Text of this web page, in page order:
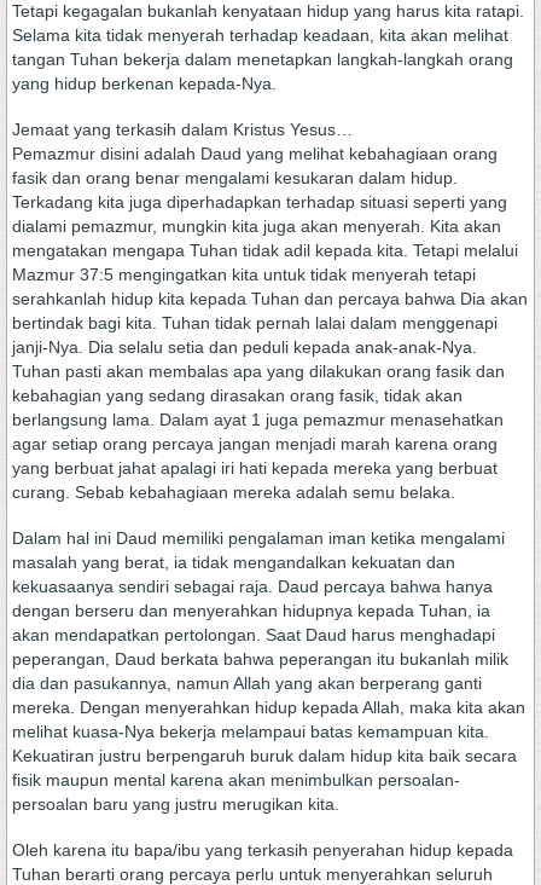
Tetapi kegagalan bukanlah kenyataan hidup yang harus kita ratapi.
Selama kita tidak menyerah terhadap keadaan, kita akan melihat
tangan Tuhan bekerja dalam menetapkan langkah-langkah orang
yang hidup berkenan kepada-Nya.
Jemaat yang terkasih dalam Kristus Yesus…
Pemazmur disini adalah Daud yang melihat kebahagiaan orang
fasik dan orang benar mengalami kesukaran dalam hidup.
Terkadang kita juga diperhadapkan terhadap situasi seperti yang
dialami pemazmur, mungkin kita juga akan menyerah. Kita akan
mengatakan mengapa Tuhan tidak adil kepada kita. Tetapi melalui
Mazmur 37:5 mengingatkan kita untuk tidak menyerah tetapi
serahkanlah hidup kita kepada Tuhan dan percaya bahwa Dia akan
bertindak bagi kita. Tuhan tidak pernah lalai dalam menggenapi
janji-Nya. Dia selalu setia dan peduli kepada anak-anak-Nya.
Tuhan pasti akan membalas apa yang dilakukan orang fasik dan
kebahagian yang sedang dirasakan orang fasik, tidak akan
berlangsung lama. Dalam ayat 1 juga pemazmur menasehatkan
agar setiap orang percaya jangan menjadi marah karena orang
yang berbuat jahat apalagi iri hati kepada mereka yang berbuat
curang. Sebab kebahagiaan mereka adalah semu belaka.
Dalam hal ini Daud memiliki pengalaman iman ketika mengalami
masalah yang berat, ia tidak mengandalkan kekuatan dan
kekuasaanya sendiri sebagai raja. Daud percaya bahwa hanya
dengan berseru dan menyerahkan hidupnya kepada Tuhan, ia
akan mendapatkan pertolongan. Saat Daud harus menghadapi
peperangan, Daud berkata bahwa peperangan itu bukanlah milik
dia dan pasukannya, namun Allah yang akan berperang ganti
mereka. Dengan menyerahkan hidup kepada Allah, maka kita akan
melihat kuasa-Nya bekerja melampaui batas kemampuan kita.
Kekuatiran justru berpengaruh buruk dalam hidup kita baik secara
fisik maupun mental karena akan menimbulkan persoalan-
persoalan baru yang justru merugikan kita.
Oleh karena itu bapa/ibu yang terkasih penyerahan hidup kepada
Tuhan berarti orang percaya perlu untuk menyerahkan seluruh